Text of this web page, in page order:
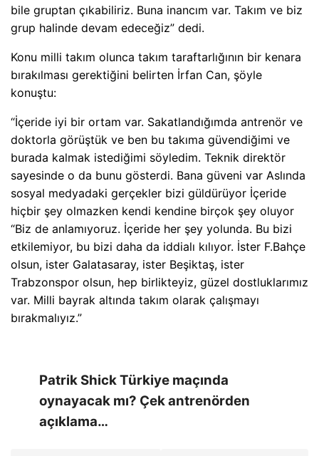
bile gruptan çıkabiliriz. Buna inancım var. Takım ve biz
grup halinde devam edeceğiz” dedi.
Konu milli takım olunca takım taraftarlığının bir kenara
bırakılması gerektiğini belirten İrfan Can, şöyle
konuştu:
“İçeride iyi bir ortam var. Sakatlandığımda antrenör ve
doktorla görüştük ve ben bu takıma güvendiğimi ve
burada kalmak istediğimi söyledim. Teknik direktör
sayesinde o da bunu gösterdi. Bana güveni var Aslında
sosyal medyadaki gerçekler bizi güldürüyor İçeride
hiçbir şey olmazken kendi kendine birçok şey oluyor
“Biz de anlamıyoruz. İçeride her şey yolunda. Bu bizi
etkilemiyor, bu bizi daha da iddialı kılıyor. İster F.Bahçe
olsun, ister Galatasaray, ister Beşiktaş, ister
Trabzonspor olsun, hep birlikteyiz, güzel dostluklarımız
var. Milli bayrak altında takım olarak çalışmayı
bırakmalıyız.”
Patrik Shick Türkiye maçında
oynayacak mı? Çek antrenörden
açıklama…